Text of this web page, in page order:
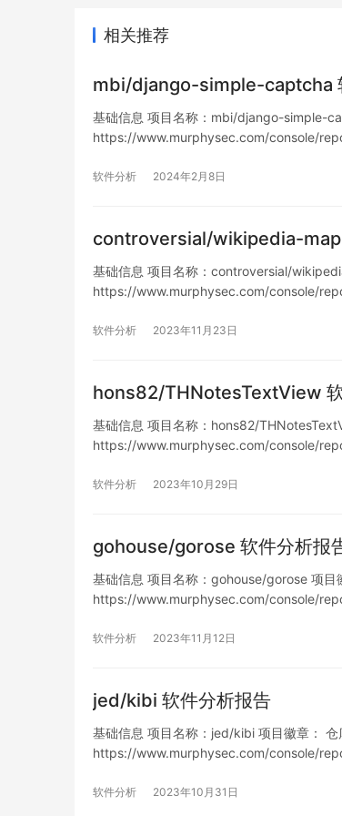
相关推荐
mbi/django-simple-captcha
基础信息 项目名称：mbi/django-simple-
https://www.murphysec.com/console/
软件分析 2024年2月8日
controversial/wikipedia-map
基础信息 项目名称：controversial/
https://www.murphysec.com/console/
软件分析 2023年11月23日
hons82/THNotesTextView
基础信息 项目名称：hons82/
https://www.murphysec.com/console/
软件分析 2023年10月29日
gohouse/gorose 软件分析报
基础信息 项目名称：gohouse/gorose 项
https://www.murphysec.com/console/
软件分析 2023年11月12日
jed/kibi 软件分析报告
基础信息 项目名称：jed/kibi 项目徽章：
https://www.murphysec.com/console/
软件分析 2023年10月31日